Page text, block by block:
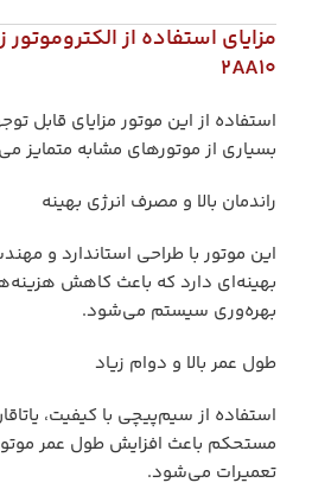
2AA10
استفاده از این موتور مزایای قابل
بسیاری از موتورهای مشابه متمایز
راندمان بالا و مصرف انرژی بهینه
این موتور با طراحی استاندارد و
بهینه‌ای دارد که باعث کاهش
بهره‌وری سیستم می‌شود.
طول عمر بالا و دوام زیاد
استفاده از سیم‌پیچی با کیفیت،
مستحکم باعث افزایش طول عمر
تعمیرات می‌شود.